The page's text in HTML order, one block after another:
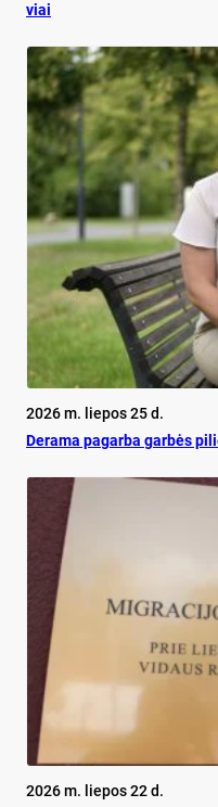
viai
2026 m. liepos 25 d.
De­ra­ma pa­gar­ba gar­bės
2026 m. liepos 22 d.